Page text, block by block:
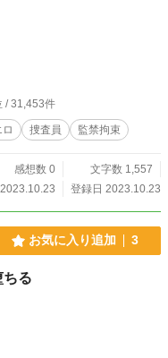
/ 31,453件
捜査員 監禁拘束
感想数 0
文字数 1,557
登録日 2023.10.23
お気に入り追加 3
る